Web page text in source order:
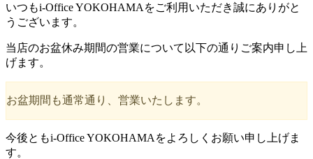
いつもi-Office YOKOHAMAをご利用いただき誠にありがと
うございます。
当店のお盆休み期間の営業について以下の通りご案内申し上
げます。
お盆期間も通常通り、営業いたします。
今後ともi-Office YOKOHAMAをよろしくお願い申し上げま
す。